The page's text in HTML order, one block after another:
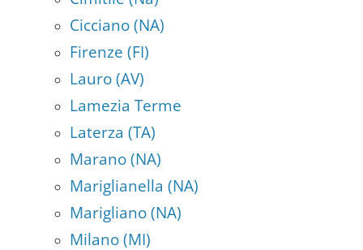
Cicciano (NA)
Firenze (FI)
Lauro (AV)
Lamezia Terme
Laterza (TA)
Marano (NA)
Mariglianella (NA)
Marigliano (NA)
Milano (MI)